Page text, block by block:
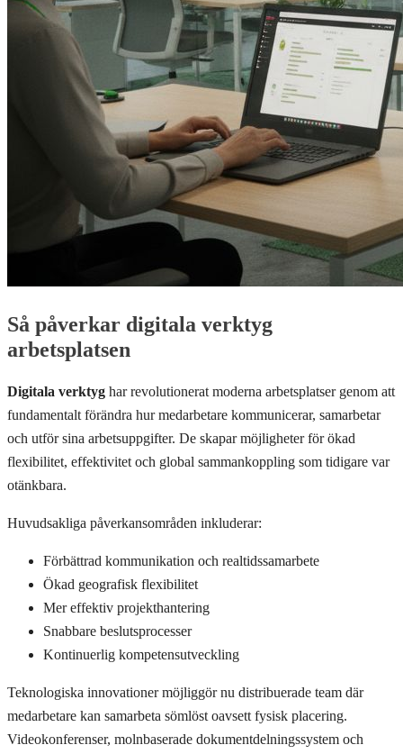
Så påverkar digitala verktyg
arbetsplatsen
Digitala verktyg har revolutionerat moderna arbetsplatser genom att
fundamentalt förändra hur medarbetare kommunicerar, samarbetar
och utför sina arbetsuppgifter. De skapar möjligheter för ökad
flexibilitet, effektivitet och global sammankoppling som tidigare var
otänkbara.
Huvudsakliga påverkansområden inkluderar:
Förbättrad kommunikation och realtidssamarbete
Ökad geografisk flexibilitet
Mer effektiv projekthantering
Snabbare beslutsprocesser
Kontinuerlig kompetensutveckling
Teknologiska innovationer möjliggör nu distribuerade team där
medarbetare kan samarbeta sömlöst oavsett fysisk placering.
Videokonferenser, molnbaserade dokumentdelningssystem och